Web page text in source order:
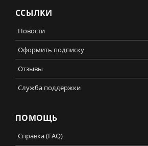
ССЫЛКИ
Новости
Оформить подписку
Отзывы
Служба поддержки
ПОМОЩЬ
Справка (FAQ)